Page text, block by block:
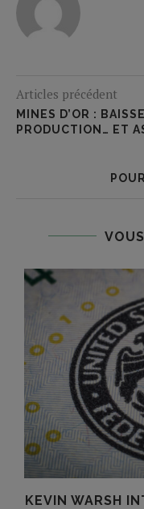
Articles précédent
MINES D’OR :
PRODUCTION… ET
KEVIN WARSH